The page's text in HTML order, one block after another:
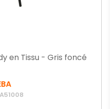
en Tissu - Gris foncé